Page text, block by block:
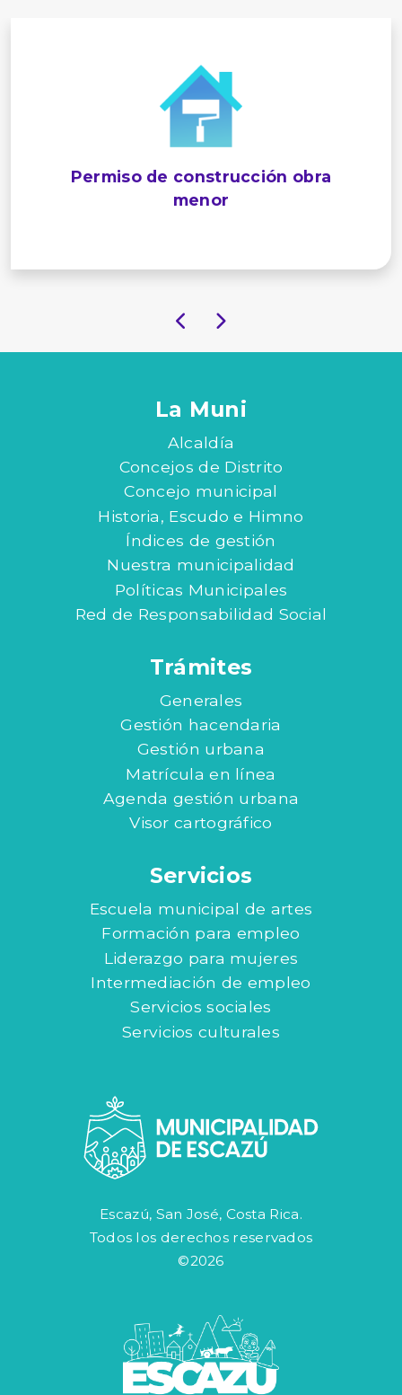
Permiso de construcción obra
menor
La Muni
Alcaldía
Concejos de Distrito
Concejo municipal
Historia, Escudo e Himno
Índices de gestión
Nuestra municipalidad
Políticas Municipales
Red de Responsabilidad Social
Trámites
Generales
Gestión hacendaria
Gestión urbana
Matrícula en línea
Agenda gestión urbana
Visor cartográfico
Servicios
Escuela municipal de artes
Formación para empleo
Liderazgo para mujeres
Intermediación de empleo
Servicios sociales
Servicios culturales
Escazú, San José, Costa Rica.
Todos los derechos reservados
©2026